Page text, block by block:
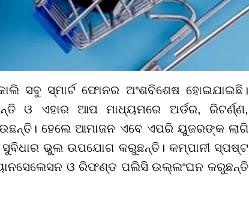
ସବୁ ସ୍ମାର୍ଟ ଫୋନର ଅଂଶବିଶେଷ ହୋଇଯାଇଛି।
ଓ ଏହାର ଆପ ମାଧ୍ୟମରେ ଅର୍ଡର, ରିଟର୍ଣ୍ଣ,
ହେଲେ ଆମାଜନ ଏବେ ଏପରି ୟୁଜରଙ୍କ ଲାଗି
ସୁବିଧାର ଭୁଲ ଉପଯୋଗ କରୁଛନ୍ତି। କମ୍ପାନୀ ସ୍ପଷ୍ଟ
ଓ ରିଫଣ୍ଡ ପଲିସି ଉଲ୍ଲଂଘନ କରୁଛନ୍ତି